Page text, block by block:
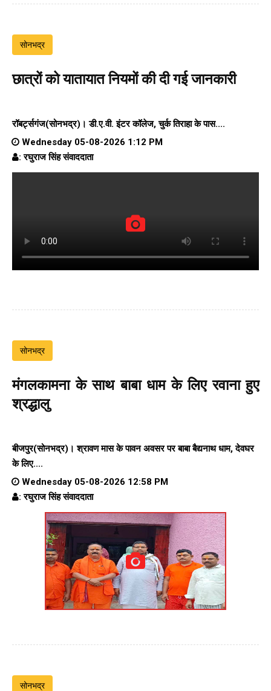
सोनभद्र
छात्रों को यातायात नियमों की दी गई जानकारी
रॉबर्ट्सगंज(सोनभद्र)। डी.ए.वी. इंटर कॉलेज, चुर्क तिराहा के पास....
Wednesday 05-08-2026 1:12 PM
: रघुराज सिंह संवाददाता
सोनभद्र
मंगलकामना के साथ बाबा धाम के लिए रवाना हुए
श्रद्धालु
बीजपुर(सोनभद्र)। श्रावण मास के पावन अवसर पर बाबा बैद्यनाथ धाम, देवघर
के लिए....
Wednesday 05-08-2026 12:58 PM
: रघुराज सिंह संवाददाता
सोनभद्र